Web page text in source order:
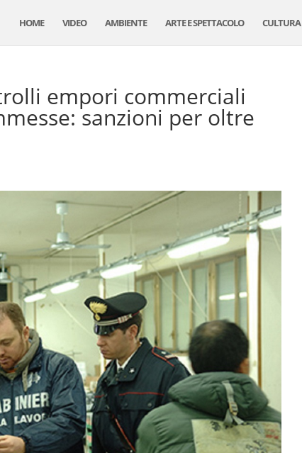
HOME VIDEO AMBIENTE ARTE E SPETTACOLO CULTURA
empori commerciali
sanzioni per oltre